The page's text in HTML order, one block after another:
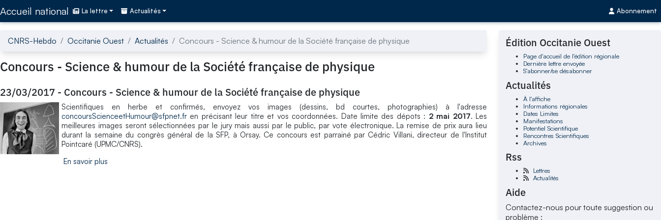
Accueil national La lettre Actualités Abonnement
CNRS-Hebdo Occitanie Ouest Actualités Concours - Science & humour de la Société française de physique
Concours - Science & humour de la Société française de physique
23/03/2017 - Concours - Science & humour de la Société française de physique
Scientifiques en herbe et confirmés, envoyez vos images (dessins, bd courtes, photographies) à l'adresse
concoursScienceetHumour@sfpnet.fr en précisant leur titre et vos coordonnées. Date limite des dépots : 2 mai 2017. Les
meilleures images seront sélectionnées par le jury mais aussi par le public, par vote électronique. La remise de prix aura lieu
durant la semaine du congrès général de la SFP, à Orsay. Ce concours est parrainé par Cédric Villani, directeur de l'Institut
Pointcaré (UPMC/CNRS).
En savoir plus
Édition Occitanie Ouest
Page d'accueil de l'édition régionale
Dernière lettre envoyée
S'abonner/se désabonner
Actualités
À l'affiche
Informations régionales
Dates Limites
Manifestations
Potentiel Scientifique
Rencontres Scientifiques
Archives
Rss
Lettres
Actualités
Aide
Contactez-nous pour toute suggestion ou
problème :